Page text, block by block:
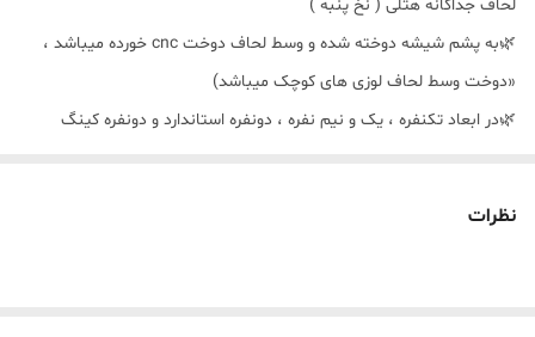
لحاف جداگانه هتلی ( نخ پنبه )
🌿به پشم شیشه دوخته شده و وسط لحاف دوخت cnc خورده میباشد ،
«دوخت وسط لحاف لوزی های کوچک میباشد)
🌿در ابعاد تکنفره ، یک و نیم نفره ، دونفره استاندارد و دونفره کینگ
نظرات